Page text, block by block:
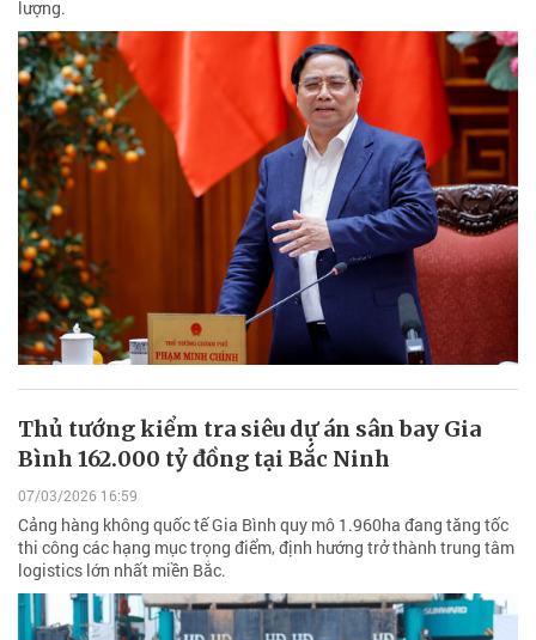
lượng.
Thủ tướng kiểm tra siêu dự án sân bay Gia
Bình 162.000 tỷ đồng tại Bắc Ninh
07/03/2026 16:59
Cảng hàng không quốc tế Gia Bình quy mô 1.960ha đang tăng tốc
thi công các hạng mục trọng điểm, định hướng trở thành trung tâm
logistics lớn nhất miền Bắc.